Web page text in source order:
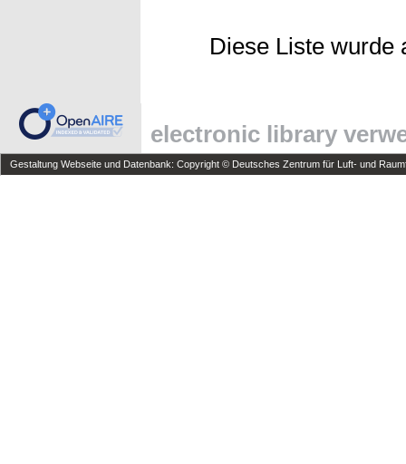
Diese Liste wurde
electronic library
Gestaltung Webseite und Datenbank: Copyright © Deutsches Zentrum für Luft- und